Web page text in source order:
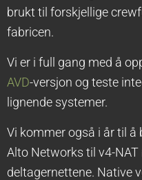
brukt til forskjellige
fabricen.
Vi er i full gang med å
AVD-versjon og teste
lignende systemer.
Vi kommer også i år til å
Alto Networks til v4-NAT
deltagernettene. Native